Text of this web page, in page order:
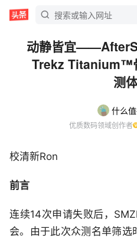
动静皆宜
Trekz Titanium™
测
优质数码领域创作者
校清新Ron
前言
连续14次申请失败后，
会。由于此次众测名单筛